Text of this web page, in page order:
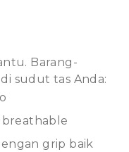
Barang-
sudut tas Anda:
breathable
grip baik